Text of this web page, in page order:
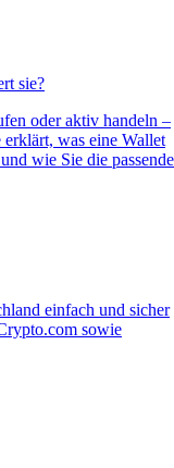
sie?
oder aktiv handeln –
was eine Wallet
wie Sie die passende
einfach und sicher
sowie